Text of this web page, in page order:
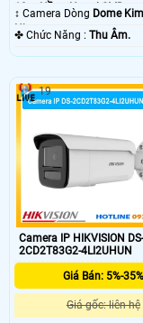
10m Hồng Ngoại SMD.
↕️ Camera Dòng Dome
Nhựa.
️✤ Chức Năng : Thu Âm.
Camera IP HIKVISION DS-
2CD2T83G2-4LI2UHUN
Giá Bán: 5%-35%
Giá gốc: liên hệ
19